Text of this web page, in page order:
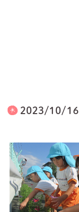
2023/10/16